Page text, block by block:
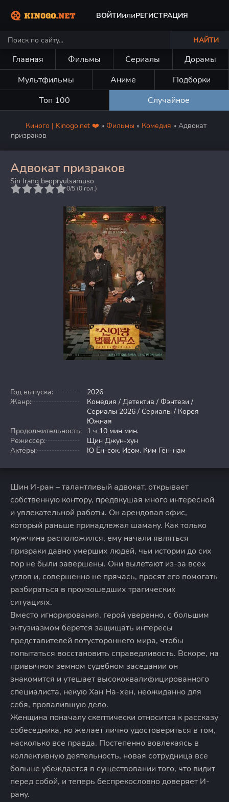
ВОЙТИилиРЕГИСТРАЦИЯ
НАЙТИ
Главная Фильмы Сериалы
Дорамы
Мультфильмы
Аниме
Подборки
Топ 100
Случайное
Киного | Kinogo.net ❤️ » Фильмы » Комедия » Адвокат
призраков
Адвокат призраков
Sin Irang beopryulsamuso
0/5 (0 гол.)
Год выпуска:
2026
Жанр:
Комедия / Детектив / Фэнтези /
Сериалы 2026 / Сериалы / Корея
Южная
Продолжительность: 1 ч 10 мин мин.
Режиссер:
Щин Джун-хун
Актёры:
Ю Ён-сок, Исом, Ким Гён-нам
Шин И-ран – талантливый адвокат, открывает
собственную контору, предвкушая много интересной
и увлекательной работы. Он арендовал офис,
который раньше принадлежал шаману. Как только
мужчина расположился, ему начали являться
призраки давно умерших людей, чьи истории до сих
пор не были завершены. Они вылетают из-за всех
углов и, совершенно не прячась, просят его помогать
разбираться в произошедших трагических
ситуациях.
Вместо игнорирования, герой уверенно, с большим
энтузиазмом берется защищать интересы
представителей потустороннего мира, чтобы
попытаться восстановить справедливость. Вскоре, на
привычном земном судебном заседании он
знакомится и утешает высококвалифицированного
специалиста, некую Хан На-хен, неожиданно для
себя, провалившую дело.
Женщина поначалу скептически относится к рассказу
собеседника, но желает лично удостовериться в том,
насколько все правда. Постепенно вовлекаясь в
коллективную деятельность, новая сотрудница все
больше убеждается в существовании того, что видит
перед собой, и теперь беспрекословно доверяет И-
рану.